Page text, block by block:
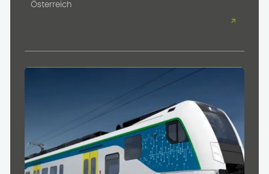
Österreich